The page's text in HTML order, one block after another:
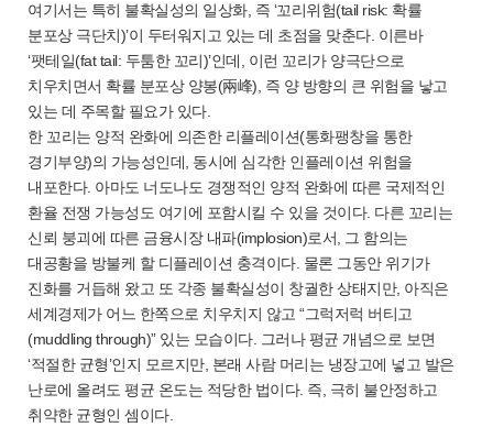
여기서는 특히 불확실성의 일상화, 즉 ‘꼬리위험(tail risk: 확률
분포상 극단치)’이 두터워지고 있는 데 초점을 맞춘다. 이른바
‘팻테일(fat tail: 두툼한 꼬리)’인데, 이런 꼬리가 양극단으로
치우치면서 확률 분포상 양봉(兩峰), 즉 양 방향의 큰 위험을 낳고
있는 데 주목할 필요가 있다.
한 꼬리는 양적 완화에 의존한 리플레이션(통화팽창을 통한
경기부양)의 가능성인데, 동시에 심각한 인플레이션 위험을
내포한다. 아마도 너도나도 경쟁적인 양적 완화에 따른 국제적인
환율 전쟁 가능성도 여기에 포함시킬 수 있을 것이다. 다른 꼬리는
신뢰 붕괴에 따른 금융시장 내파(implosion)로서, 그 함의는
대공황을 방불케 할 디플레이션 충격이다. 물론 그동안 위기가
진화를 거듭해 왔고 또 각종 불확실성이 창궐한 상태지만, 아직은
세계경제가 어느 한쪽으로 치우치지 않고 “그럭저럭 버티고
(muddling through)” 있는 모습이다. 그러나 평균 개념으로 보면
‘적절한 균형’인지 모르지만, 본래 사람 머리는 냉장고에 넣고 발은
난로에 올려도 평균 온도는 적당한 법이다. 즉, 극히 불안정하고
취약한 균형인 셈이다.